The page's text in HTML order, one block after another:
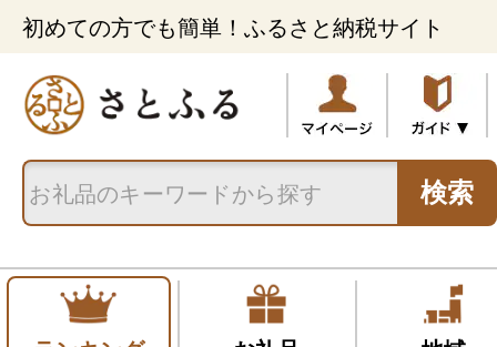
初めての方でも簡単！ふるさと納税サイト
検索